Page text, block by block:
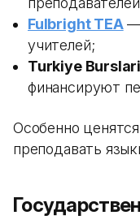
Fulbright TEA—
учителей;
Turkiye Burslari
финансируют
Особенно
преподавать